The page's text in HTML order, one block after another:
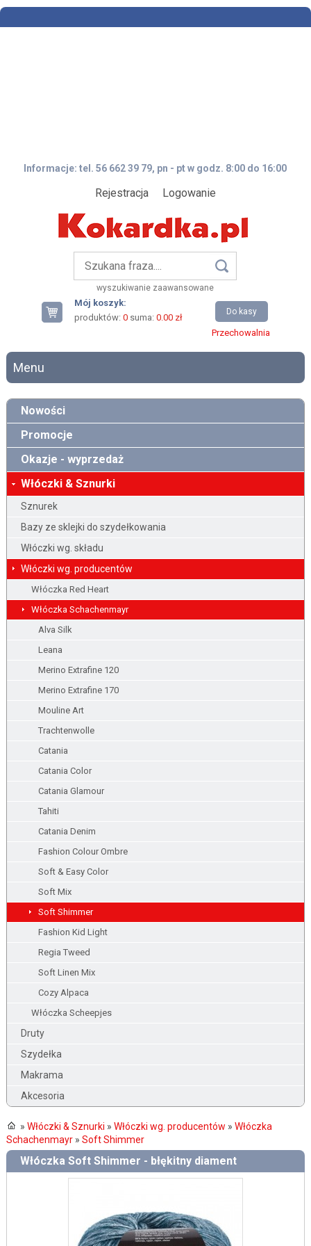
Informacje: tel. 56 662 39 79, pn - pt w godz. 8:00 do 16:00
Rejestracja Logowanie
wyszukiwanie zaawansowane
Mój koszyk:
produktów: 0suma: 0.00 zł
Do kasy
Przechowalnia
Menu
Nowości
Promocje
Okazje - wyprzedaż
Włóczki & Sznurki
Sznurek
Bazy ze sklejki do szydełkowania
Włóczki wg. składu
Włóczki wg. producentów
Włóczka Red Heart
Włóczka Schachenmayr
Alva Silk
Leana
Merino Extrafine 120
Merino Extrafine 170
Mouline Art
Trachtenwolle
Catania
Catania Color
Catania Glamour
Tahiti
Catania Denim
Fashion Colour Ombre
Soft & Easy Color
Soft Mix
Soft Shimmer
Fashion Kid Light
Regia Tweed
Soft Linen Mix
Cozy Alpaca
Włóczka Scheepjes
Druty
Szydełka
Makrama
Akcesoria
» Włóczki & Sznurki » Włóczki wg. producentów » Włóczka
Schachenmayr» Soft Shimmer
Włóczka Soft Shimmer - błękitny diament